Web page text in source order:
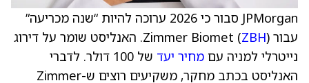
JPMorgan סבור כי 2026 ערוכה להיות “שנה מכריעה”
עבור Zimmer Biomet ( ZBH
). האנליסט שומר על דירוג
נייטרלי למניה עם מחיר יעד
של 100 דולר. לדברי
האנליסט בכתב מחקר, משקיעים רוצים ש-Zimmer